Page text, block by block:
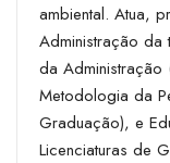
ambiental. Atua,
Administração
da Administração
Metodologia da
Graduação), e
Licenciaturas de